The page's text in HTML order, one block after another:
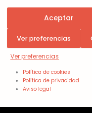
Aceptar
Ver preferencias
Ver preferencias
Política de cookies
Política de privacidad
Aviso legal